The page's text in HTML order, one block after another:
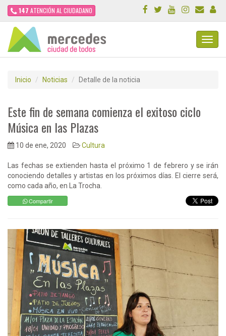
147 ATENCIÓN AL CIUDADANO
Inicio Noticias Detalle de la noticia
Este fin de semana comienza el exitoso ciclo
Música en las Plazas
10 de ene, 2020 Cultura
Las fechas se extienden hasta el próximo 1 de febrero y se irán
conociendo detalles y artistas en los próximos días. El cierre será,
como cada año, en La Trocha.
Compartir